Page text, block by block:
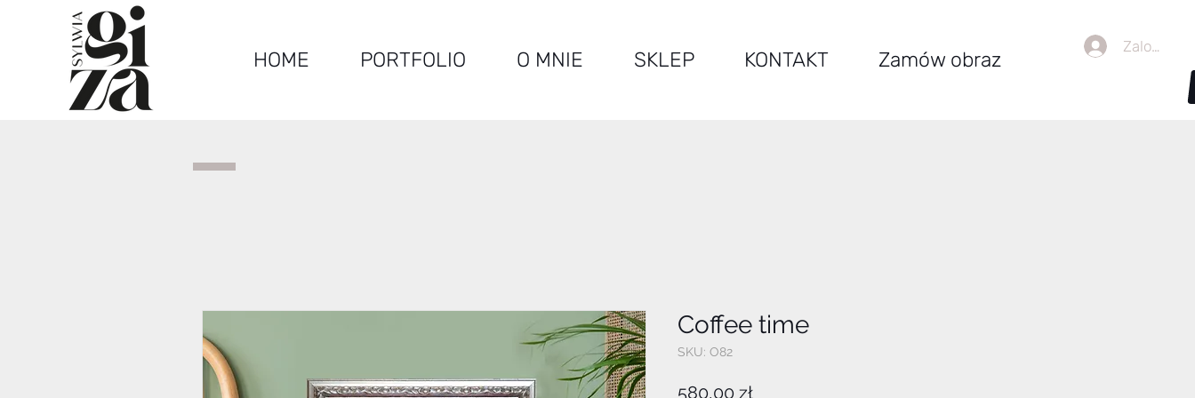
HOME PORTFOLIO O MNIE SKLEP KONTAKT Zamów obraz
Zaloguj się
Coffee time
SKU: O82
580,00 złCena